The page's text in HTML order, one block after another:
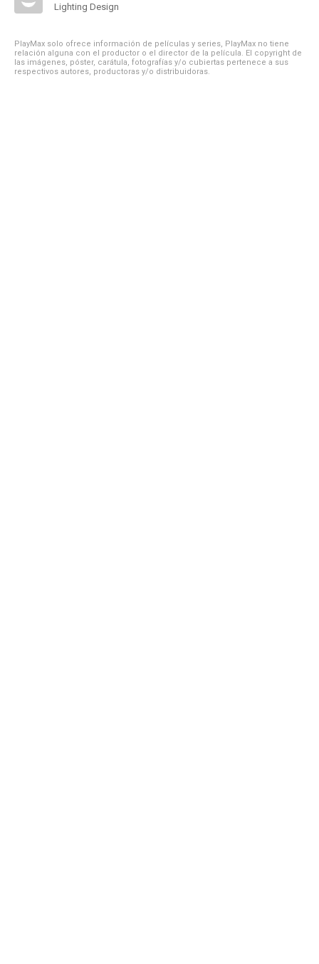
Lighting Design
PlayMax solo ofrece información de películas y series, PlayMax no tiene
relación alguna con el productor o el director de la película. El copyright de
las imágenes, póster, carátula, fotografías y/o cubiertas pertenece a sus
respectivos autores, productoras y/o distribuidoras.